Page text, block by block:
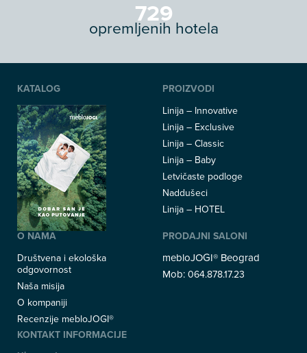
894
opremljenih hotela
KATALOG
PROIZVODI
Linija – Innovative
Linija – Exclusive
Linija – Classic
Linija – Baby
Letvičaste podloge
Naddušeci
Linija – HOTEL
O NAMA
Društvena i ekološka
odgovornost
Naša misija
O kompaniji
Recenzije mebloJOGI®
PRODAJNI SALONI
mebloJOGI® Beograd
Mob: 064.878.17.23
KONTAKT INFORMACIJE